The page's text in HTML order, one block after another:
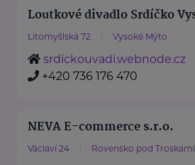
Loutkové divadlo Srdíčko
Litomyšlská 72 Vysoké Mýto
srdickouvadi.webnode.cz
+420 736 176 470
NEVA E-commerce s.r.o.
Václaví 24 Rovensko pod Troskami